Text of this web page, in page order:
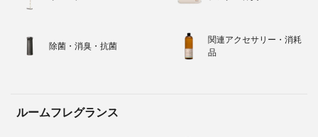
除菌・消臭・抗菌
関連アクセサリー・消耗
品
ルームフレグランス